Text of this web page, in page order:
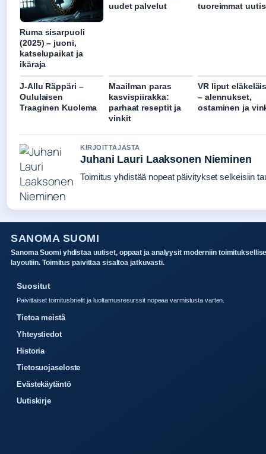
Ruma sisarpuoli
(2025) – juoni,
katselupaikat ja
ikäraja
uudet palvelut
tuoreimmat
J-Allu Räppäri –
Oululaisen
Traaginen Kuolema
Maailman paras
kasvispiirakka:
parhaat reseptit ja
vinkit
VR liput
– alennukset,
ostaminen ja
KIRJOITTAJASTA
Juhani Lauri Laaksonen Nieminen
Toimitus yhdistää nopeat päivitykset selkeisiin
SANOMA SUOMI
Sanoma Suomi yhdistaa uutiset, oppaat ja analyysit moderniin
layoutiin. Toimitus paivittaa sisaltoa jatkuvasti.
Suositut
Paivittaiset toimitusbriefit ja luottamusresurssit nopeaa varmistusta varten.
Tietoa meistä
Yhteystiedot
Historia
Tietosuojaseloste
Evästekäytäntö
Uutiskirje